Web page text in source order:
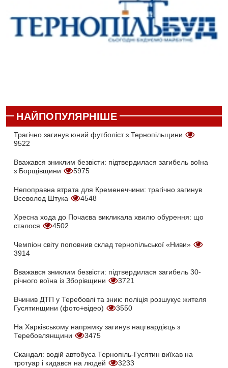
НАЙПОПУЛЯРНІШЕ
Трагічно загинув юний футболіст з Тернопільщини
9522
Вважався зниклим безвісти: підтвердилася загибель воїна
з Борщівщини
5975
Непоправна втрата для Кременеччини: трагічно загинув
Всеволод Штука
4548
Хресна хода до Почаєва викликала хвилю обурення: що
сталося
4502
Чемпіон світу поповнив склад тернопільської «Ниви»
3914
Вважався зниклим безвісти: підтвердилася загибель 30-
річного воїна із Зборівщини
3721
Вчинив ДТП у Теребовлі та зник: поліція розшукує жителя
Гусятинщини (фото+відео)
3550
На Харківському напрямку загинув нацгвардієць з
Теребовлянщини
3475
Скандал: водій автобуса Тернопіль-Гусятин виїхав на
тротуар і кидався на людей
3233